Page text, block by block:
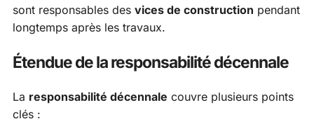
sont responsables des vices de construction pendant
longtemps après les travaux.
Étendue de la responsabilité décennale
La responsabilité décennale couvre plusieurs points
clés :